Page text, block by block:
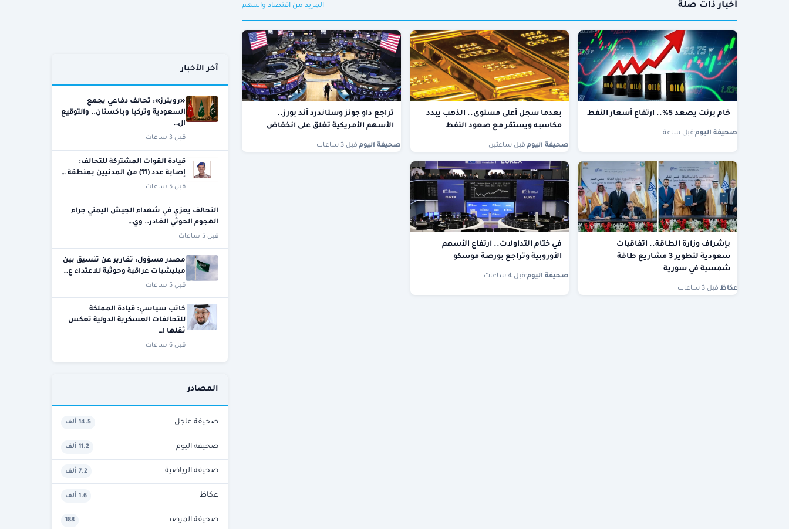
أخبار ذات صلة المزيد من اقتصاد واسهم
خام برنت يصعد 5%.. ارتفاع أسعار النفط
صحيفة اليوم قبل ساعة
بعدما سجل أعلى مستوى.. الذهب يبدد
مكاسبه ويستقر مع صعود النفط
صحيفة اليوم· قبل ساعتين
تراجع داو جونز وستاندرد آند بورز..
الأسهم الأمريكية تغلق على انخفاض
صحيفة اليوم قبل 3 ساعات
بإشراف وزارة الطاقة.. اتفاقيات
سعودية لتطوير 3 مشاريع طاقة
شمسية في سورية
عكاظ قبل 3 ساعات
في ختام التداولات.. ارتفاع الأسهم
الأوروبية وتراجع بورصة موسكو
صحيفة اليوم· قبل 4 ساعات
آخر الأخبار
«رويترز»: تحالف دفاعي يجمع
السعودية وتركيا وباكستان.. والتوقيع
ال…
قبل 3 ساعات
قيادة القوات المشتركة للتحالف:
إصابة عدد (11) من المدنيين بمنطقة …
قبل 5 ساعات
التحالف يعزي في شهداء الجيش اليمني جراء
الهجوم الحوثي الغادر.. وي…
قبل 5 ساعات
مصدر مسؤول: تقارير عن تنسيق بين
ميليشيات عراقية وحوثية للاعتداء ع…
قبل 5 ساعات
كاتب سياسي: قيادة المملكة
للتحالفات العسكرية الدولية تعكس
ثقلها ا…
قبل 6 ساعات
المصادر
صحيفة عاجل 14.5 ألف
صحيفة اليوم 11.2 ألف
صحيفة الرياضية 7.2 ألف
عكاظ 1.6 ألف
صحيفة المرصد 188